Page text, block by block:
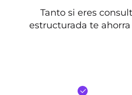
Tanto si eres
estructurada te